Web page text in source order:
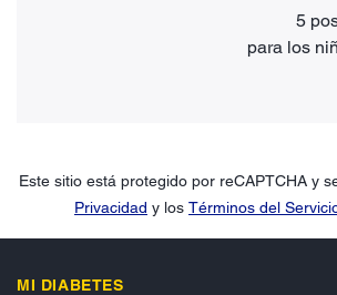
5
para los
Este sitio está protegido por reCAPTCHA y
Privacidad y los Términos del
MI DIABETES